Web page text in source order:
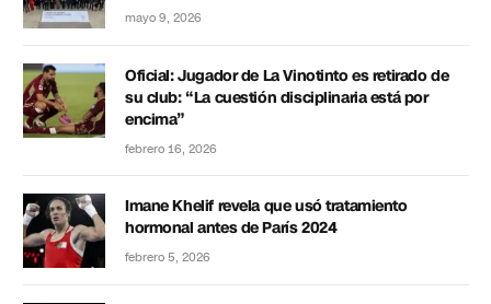
mayo 9, 2026
Oficial: Jugador de La Vinotinto es retirado de
su club: “La cuestión disciplinaria está por
encima”
febrero 16, 2026
Imane Khelif revela que usó tratamiento
hormonal antes de París 2024
febrero 5, 2026